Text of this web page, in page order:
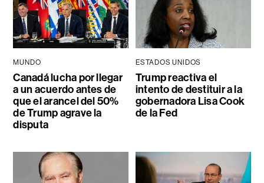
MUNDO
Canadá lucha por llegar
a un acuerdo antes de
que el arancel del 50%
de Trump agrave la
disputa
ESTADOS UNIDOS
Trump reactiva el
intento de destituir a la
gobernadora Lisa Cook
de la Fed